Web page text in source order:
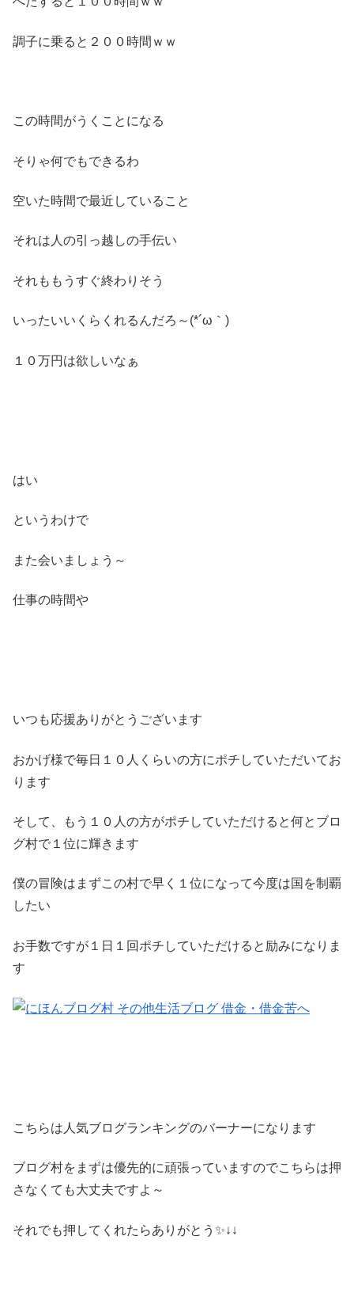
調子に乗ると２００時間ｗｗ
この時間がうくことになる
そりゃ何でもできるわ
空いた時間で最近していること
それは人の引っ越しの手伝い
それももうすぐ終わりそう
いったいいくらくれるんだろ～(*´ω｀)
１０万円は欲しいなぁ
はい
というわけで
また会いましょう～
仕事の時間や
いつも応援ありがとうございます
おかげ様で毎日１０人くらいの方にポチしていただいてお
ります
そして、もう１０人の方がポチしていただけると何とブロ
グ村で１位に輝きます
僕の冒険はまずこの村で早く１位になって今度は国を制覇
したい
お手数ですが１日１回ポチしていただけると励みになりま
す
こちらは人気ブログランキングのバーナーになります
ブログ村をまずは優先的に頑張っていますのでこちらは押
さなくても大丈夫ですよ～
それでも押してくれたらありがとう✨↓↓